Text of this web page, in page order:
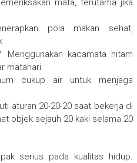
mata, terutama jika
pola makan sehat,
Menggunakan kacamata hitam
matahari.
cukup air untuk menjaga
aturan 20-20-20 saat bekerja di
objek sejauh 20 kaki selama 20
serius pada kualitas hidup.